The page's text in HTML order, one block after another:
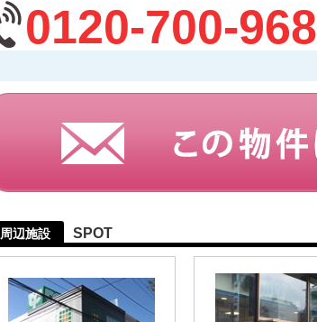
0120-700-968
周辺施設 SPOT